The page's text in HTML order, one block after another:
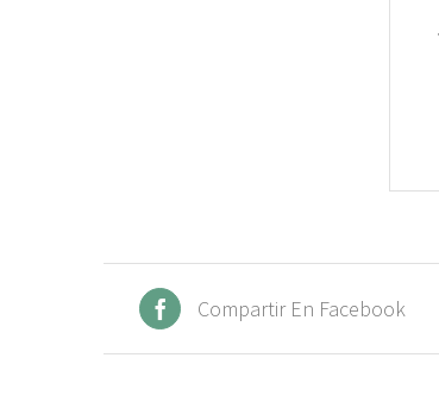
Compartir En Facebook